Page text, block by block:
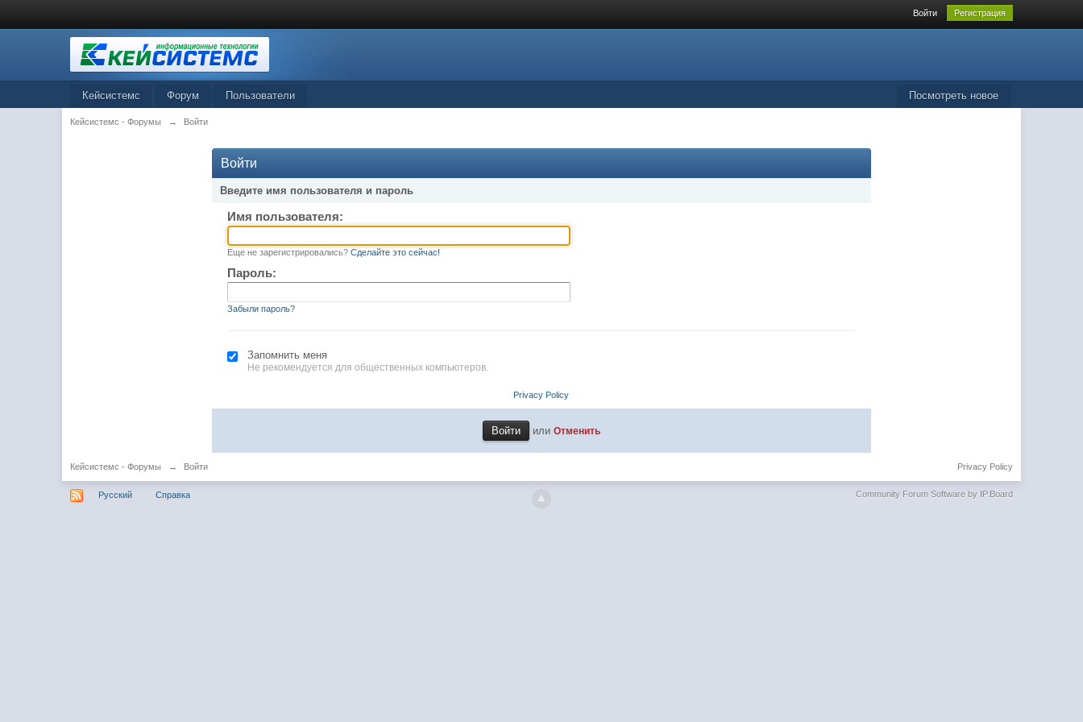
Войти Регистрация
Посмотреть новое
Кейсистемс Форум Пользователи
Кейсистемс - Форумы → Войти
Войти
Введите имя пользователя и пароль
Имя пользователя:
Еще не зарегистрировались? Сделайте это сейчас!
Пароль:
Забыли пароль?
Запомнить меня
Не рекомендуется для общественных компьютеров.
Privacy Policy
или Отменить
Кейсистемс - Форумы → Войти Privacy Policy
Русский Справка Community Forum Software by IP.Board